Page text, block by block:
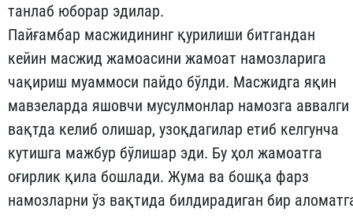
танлаб юборар эдилар.
Пайғамбар масжидининг қурилиши битгандан
кейин масжид жамоасини жамоат намозларига
чақириш муаммоси пайдо бўлди. Масжидга яқин
мавзеларда яшовчи мусулмонлар намозга аввалги
вақтда келиб олишар, узоқдагилар етиб келгунча
кутишга маж­бур бўлишар эди. Бу ҳол жамоатга
оғирлик қила бошлади. Жума ва бошқа фарз
намозларни ўз вақтида билдирадиган бир